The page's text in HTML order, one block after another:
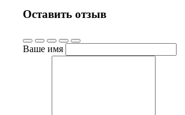
Оставить отзыв
Ваше имя